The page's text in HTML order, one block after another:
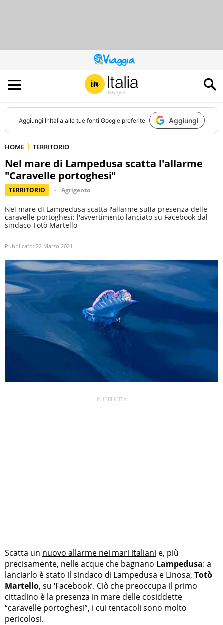
QUESTO
SITO
CONTRIBUISCE
ALL’AUDIENCE
DI
Aggiungi InItalia alle tue fonti Google preferite Aggiungi
HOME TERRITORIO
Nel mare di Lampedusa scatta l'allarme
"Caravelle portoghesi"
TERRITORIO Agrigento
Nel mare di Lampedusa scatta l'allarme sulla presenza delle
caravelle portoghesi: l'avvertimento lanciato su Facebook dal
sindaco Totò Martello
Pubblicato: 22 Marzo 2021
Scatta un nuovo allarme nei mari italiani e, più
precisamente, nelle acque che bagnano Lampedusa: a
lanciarlo è stato il sindaco di Lampedusa e Linosa, Totò
Martello, su ‘Facebook’. Ciò che preoccupa il primo
cittadino è la presenza in mare delle cosiddette
“caravelle portoghesi”, i cui tentacoli sono molto
pericolosi.